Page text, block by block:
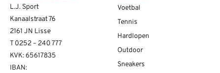
L.J. Sport
Kanaalstraat 76
2161 JN Lisse
T0252 – 240 777
KVK: 65617835
IBAN:
Voetbal
Tennis
Hardlopen
Outdoor
Sneakers